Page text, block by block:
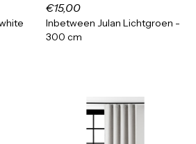
€15,00
Inbetween Julan Lichtgroen -
300 cm